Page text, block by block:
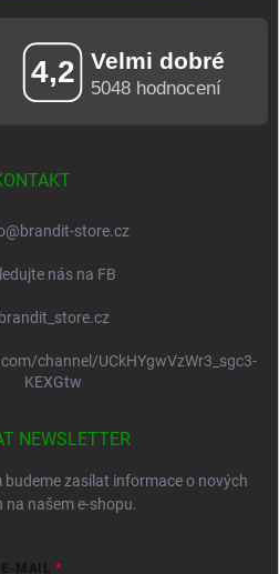
@brandit-store.cz
nás na FB
brandit_store.cz
channel/UCkHYgwVzWr3_sgc3-
KEXGtw
NEWSLETTER
budeme zasílat informace o nových
na našem e-shopu.
E-MAIL